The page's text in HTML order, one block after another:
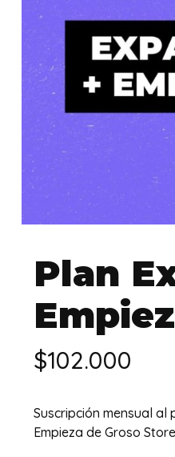
Plan
$102.000
Suscripción mensual al
Empieza de Groso